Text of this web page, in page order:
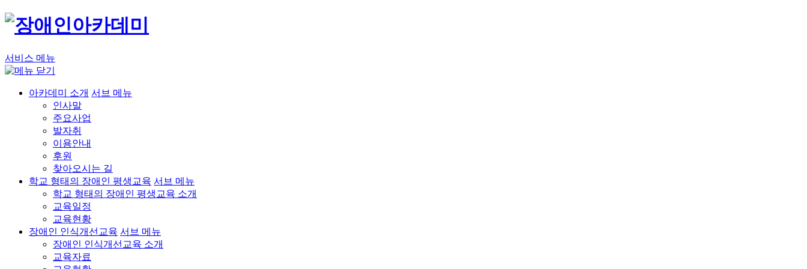
서비스 메뉴
아카데미 소개 서브 메뉴
인사말
주요사업
발자취
이용안내
후원
찾아오시는 길
학교 형태의 장애인 평생교육 서브 메뉴
학교 형태의 장애인 평생교육 소개
교육일정
교육현황
장애인 인식개선교육 서브 메뉴
장애인 인식개선교육 소개
교육자료